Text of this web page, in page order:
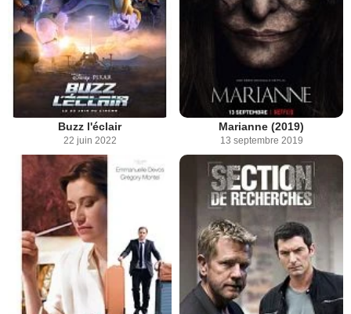
Buzz l'éclair
22 juin 2022
Marianne (2019)
13 septembre 2019